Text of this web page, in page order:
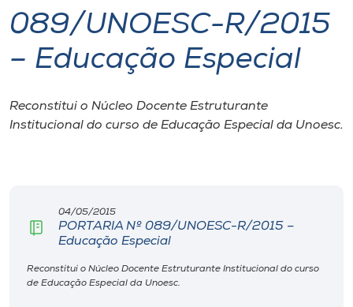
I.nova
Cultura
Biblioteca
Editora
089/UNOESC-R/2015
– Educação Especial
Reconstitui o Núcleo Docente Estruturante
Institucional do curso de Educação Especial da Unoesc.
04/05/2015
PORTARIA Nº 089/UNOESC-R/2015 –
Educação Especial
Reconstitui o Núcleo Docente Estruturante Institucional do curso
de Educação Especial da Unoesc.